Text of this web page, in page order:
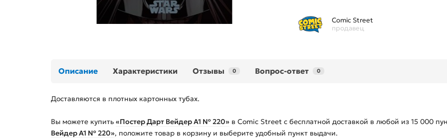
Comic Street
продавец
Описание Характеристики Отзывы 0 Вопрос-ответ 0
Доставляются в плотных картонных тубах.
Вы можете купить «Постер Дарт Вейдер А1 № 220» в Comic Street с бесплатной доставкой в любой из 15 000
Вейдер А1 № 220», положите товар в корзину и выберите удобный пункт выдачи.